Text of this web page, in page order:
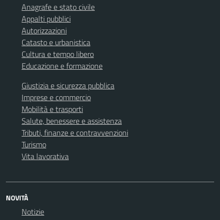
Anagrafe e stato civile
Appalti pubblici
Autorizzazioni
Catasto e urbanistica
Cultura e tempo libero
Educazione e formazione
Giustizia e sicurezza pubblica
Imprese e commercio
Mobilità e trasporti
Salute, benessere e assistenza
Tributi, finanze e contravvenzioni
Turismo
Vita lavorativa
NOVITÀ
Notizie